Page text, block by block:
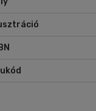
a kisróka; Masni, a